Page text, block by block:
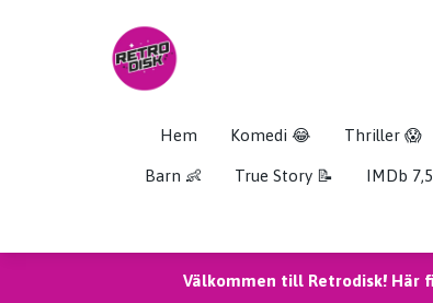
Hem Komedi 😂 Thriller 😱
Barn 👶 True Story 📝 IMDb
Välkommen till Retrodisk! Här